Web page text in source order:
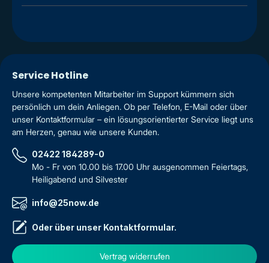
Service Hotline
Unsere kompetenten Mitarbeiter im Support kümmern sich
persönlich um dein Anliegen. Ob per Telefon, E-Mail oder über
unser Kontaktformular – ein lösungsorientierter Service liegt uns
am Herzen, genau wie unsere Kunden.
02422 184289-0
Mo - Fr von 10.00 bis 17.00 Uhr ausgenommen Feiertags,
Heiligabend und Silvester
info@25now.de
Oder über unser Kontaktformular.
Vertrag widerrufen